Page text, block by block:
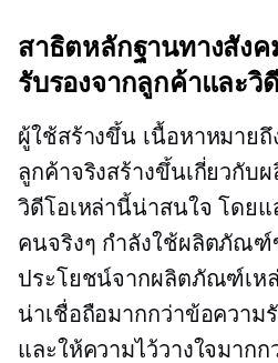
สาธิตหลักฐานทางสัง
รับรองจากลูกค้าและวิ
ผู้ใช้สร้างขึ้น เนื้อหาหมาย
ลูกค้าจริงสร้างขึ้นเกี่ยวกั
วิดีโอเหล่านี้น่าสนใจ โดยแ
คนจริงๆ กำลังใช้ผลิตภัณ
ประโยชน์จากผลิตภัณฑ์เห
น่าเชื่อถือมากกว่าข้อความ
และให้ความไว้วางใจมาก